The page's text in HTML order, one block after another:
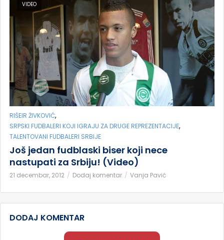
VIDEO
RIŠEIR ŽIVKOVIĆ,
SRPSKI FUDBALERI KOJI IGRAJU ZA DRUGE REPREZENTACIJE,
TALENTOVANI FUDBALERI SRBIJE
Još jedan fudblaski biser koji nece
nastupati za Srbiju! (Video)
21 decembar, 2012 Dodaj komentar Vanja Pavić
DODAJ KOMENTAR